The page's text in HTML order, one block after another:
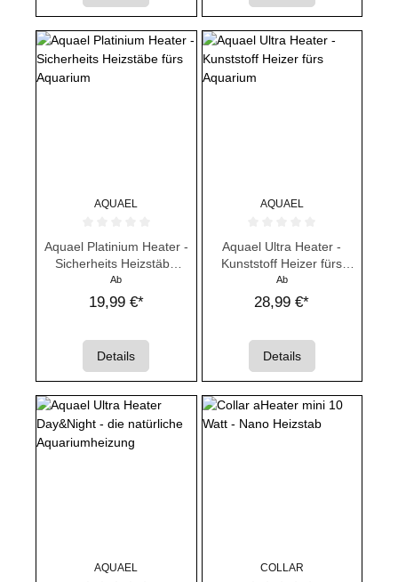
AQUAEL
Durchschnittliche Bewertung von 0 von 5 Sternen
Aquael Platinium Heater -
Sicherheits Heizstäbe
fürs Aquarium
Ab
19,99 €*
Details
AQUAEL
Durchschnittliche Bewertung von
Aquael Ultra Heater -
Kunststoff Heizer fürs
Aquarium
Ab
28,99 €*
Details
AQUAEL COLLAR